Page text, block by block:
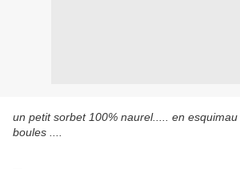
un petit sorbet 100% naurel..... en
boules ....